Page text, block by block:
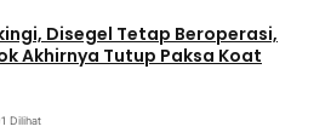
Disegel Tetap Beroperasi,
Akhirnya Tutup Paksa Koat
Dilihat